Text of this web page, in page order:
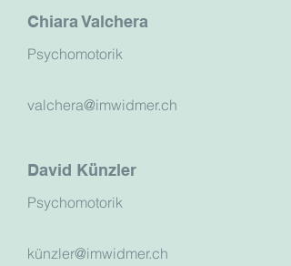
Chiara Valchera
Psychomotorik
valchera@imwidmer.ch
David Künzler
Psychomotorik
künzler@imwidmer.ch